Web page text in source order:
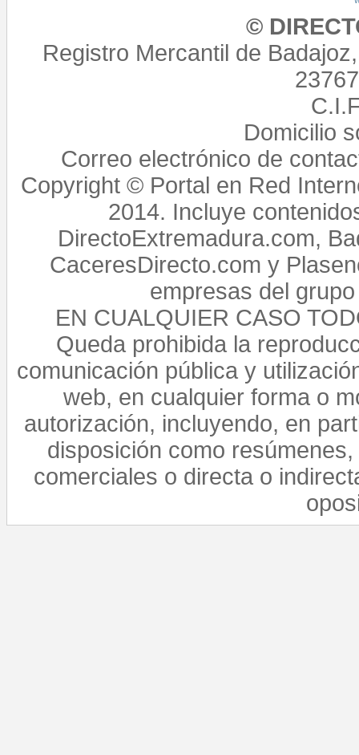
©
Registro Mercantil de
Domicilio
Correo electrónico de
Copyright © Portal en Red
2014. Incluye
DirectoExtremadura.com,
CaceresDirecto.com y
empresas del
EN CUALQUIER CASO
Queda prohibida la
comunicación pública y
web, en cualquier forma o
autorización, incluyendo, en
disposición como
comerciales o directa o